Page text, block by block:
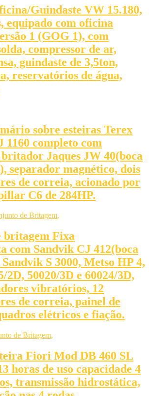
Guindaste VW 15.180,
equipado com oficina
1 (GOG 1), com
compressor de ar,
guindaste de 3,5ton,
reservatórios de água,
sobre esteiras Terex
1160 completo com
Jaques JW 40(boca
separador magnético, dois
de correia, acionado por
C6 de 284HP.
de Britagem,
britagem Fixa
com Sandvik CJ 412(boca
S 3000, Metso HP 4,
2D, 50020/3D e 60024/3D,
vibratórios, 12
de correia, painel de
elétricos e fiação.
de Britagem,
Fiori Mod DB 460 SL
horas de uso capacidade 4
transmissão hidrostática,